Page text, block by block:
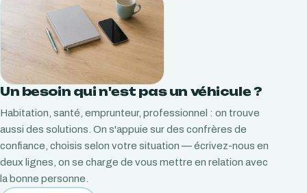
Un besoin qui n'est pas un véhicule ?
Habitation, santé, emprunteur, professionnel : on trouve
aussi des solutions. On s'appuie sur des confrères de
confiance, choisis selon votre situation — écrivez-nous en
deux lignes, on se charge de vous mettre en relation avec
la bonne personne.